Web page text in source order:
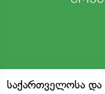
საქართველოსა და